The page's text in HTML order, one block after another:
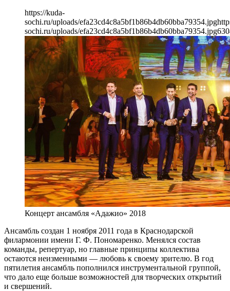
https://kuda-
sochi.ru/uploads/efa23cd4c8a5bf1b86b4db60bba79354.jpg
sochi.ru/uploads/efa23cd4c8a5bf1b86b4db60bba79354.jpg630
Концерт ансамбля «Адажио» 2018
Ансамбль создан 1 ноября 2011 года в Краснодарской
филармонии имени Г. Ф. Пономаренко. Менялся состав
команды, репертуар, но главные принципы коллектива
остаются неизменными — любовь к своему зрителю. В год
пятилетия ансамбль пополнился инструментальной группой,
что дало еще больше возможностей для творческих открытий
и свершений.